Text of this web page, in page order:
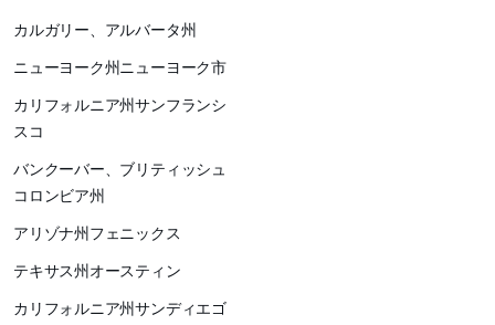
カルガリー、アルバータ州
ニューヨーク州ニューヨーク市
カリフォルニア州サンフランシ
スコ
バンクーバー、ブリティッシュ
コロンビア州
アリゾナ州フェニックス
テキサス州オースティン
カリフォルニア州サンディエゴ